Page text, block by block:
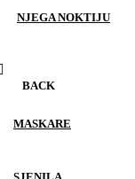
NJEGA NOKTIJU
BACK
MASKARE